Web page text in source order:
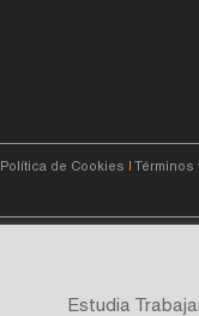
Política de Cookies |
Estudia